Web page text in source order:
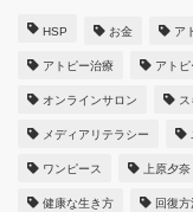
HSP お金 ア
アトピー治療 アトピ
オンラインサロン ス
メディアリテラシー
ワンピース 上原夕奈
健康な生き方 回復方